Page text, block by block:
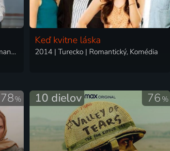
2019-2025 | Turecko | Dráma, Romantický
Keď kvitne láska
2014 | Turecko | Romantický, Komédia
78% 76%
10 dielov